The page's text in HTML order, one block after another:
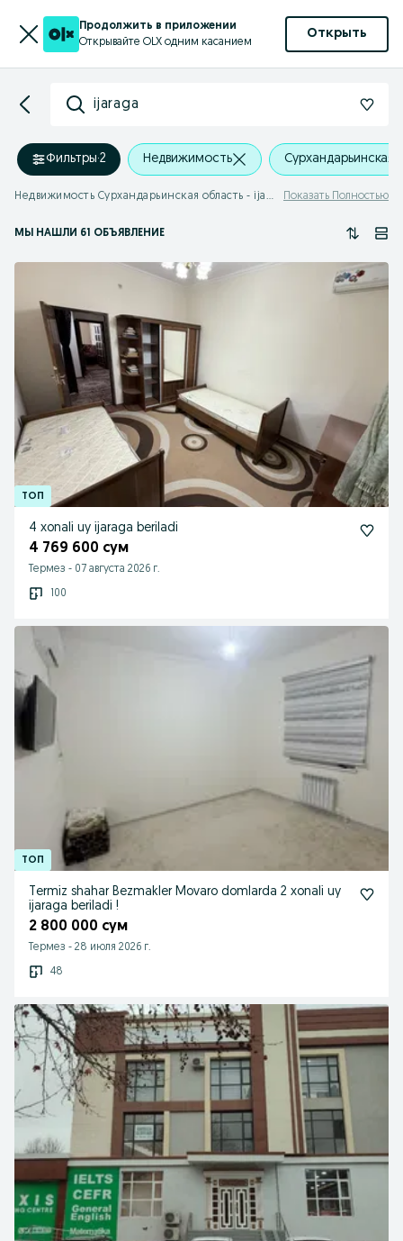
Продолжить в приложении
Открывайте OLX одним касанием
Открыть
ijaraga
Фильтры·2 Недвижимость Сурхандарьинская
Недвижимость Сурхандарьинская область - ijaraga Показать Полностью
МЫ НАШЛИ 61 ОБЪЯВЛЕНИЕ
4 xonali uy ijaraga beriladi
4 769 600 сум
Термез - 07 августа 2026 г.
100
Termiz shahar Bezmakler Movaro domlarda 2 xonali uy
ijaraga beriladi !
2 800 000 сум
Термез - 28 июля 2026 г.
48